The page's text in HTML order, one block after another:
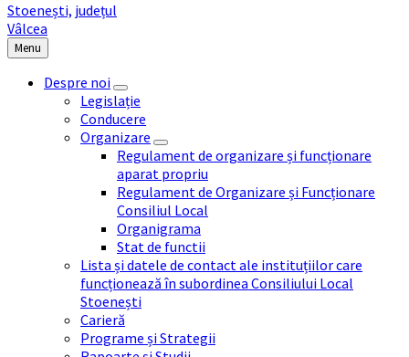
Menu
Despre noi
Legislație
Conducere
Organizare
Regulament de organizare și funcționare
aparat propriu
Regulament de Organizare și Funcționare
Consiliul Local
Organigrama
Stat de functii
Lista și datele de contact ale instituțiilor care
funcționează în subordinea Consiliului Local
Stoenești
Carieră
Programe și Strategii